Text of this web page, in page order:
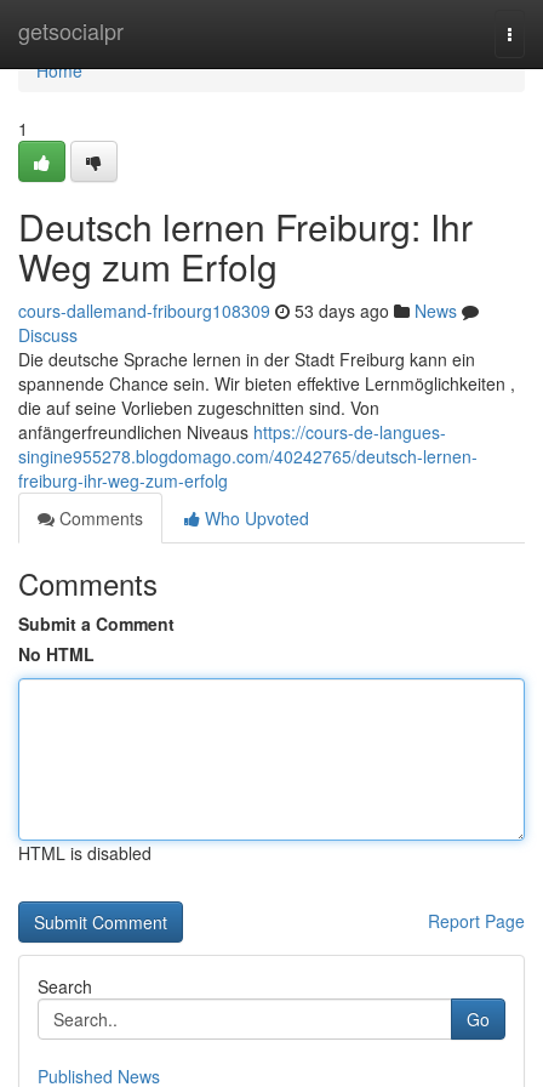
getsocialpr
Home
Home
1
Deutsch lernen Freiburg: Ihr
Weg zum Erfolg
cours-dallemand-fribourg108309 53 days ago
News
Discuss
Die deutsche Sprache lernen in der Stadt Freiburg kann ein
spannende Chance sein. Wir bieten effektive Lernmöglichkeiten ,
die auf seine Vorlieben zugeschnitten sind. Von
anfängerfreundlichen Niveaus https://cours-de-langues-
singine955278.blogdomago.com/40242765/deutsch-lernen-
freiburg-ihr-weg-zum-erfolg
Comments
Who Upvoted
Comments
Submit a Comment
No HTML
HTML is disabled
Report Page
Search
Go
Published News